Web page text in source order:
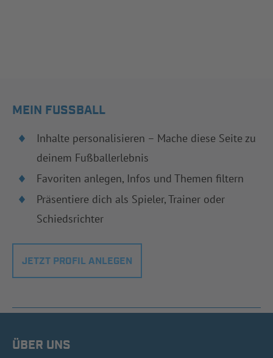
MEIN FUSSBALL
Inhalte personalisieren – Mache diese Seite zu
deinem Fußballerlebnis
Favoriten anlegen, Infos und Themen filtern
Präsentiere dich als Spieler, Trainer oder
Schiedsrichter
JETZT PROFIL ANLEGEN
ÜBER UNS